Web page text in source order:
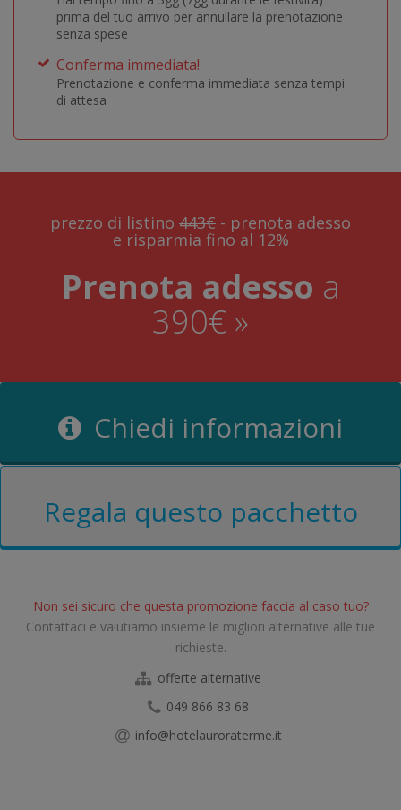
prima del tuo arrivo per annullare la prenotazione
senza spese
Conferma immediata!
Prenotazione e conferma immediata senza tempi
di attesa
prezzo di listino 443€ - prenota adesso
e risparmia fino al 12%
Prenota adesso a
390€ »
Chiedi informazioni
Regala questo pacchetto
Non sei sicuro che questa promozione faccia al caso tuo?
Contattaci e valutiamo insieme le migliori alternative alle tue
richieste.
offerte alternative
049 866 83 68
info@hotelauroraterme.it